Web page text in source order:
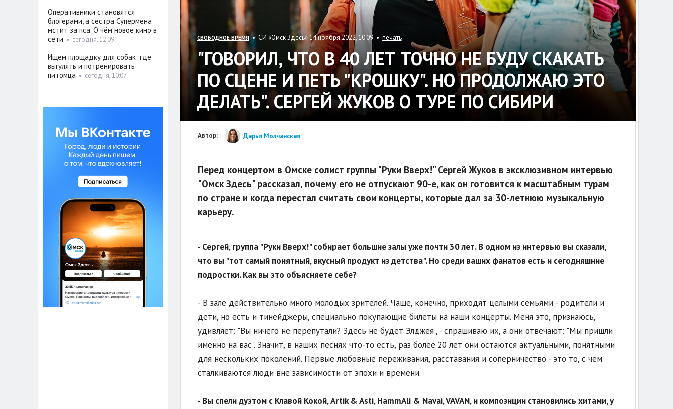
СВОБОДНОЕ ВРЕМЯ• СИ «Омск Здесь» 14 ноября 2022, 10:09 • печать
"ГОВОРИЛ, ЧТО В 40 ЛЕТ ТОЧНО НЕ БУДУ СКАКАТЬ
ПО СЦЕНЕ И ПЕТЬ "КРОШКУ". НО ПРОДОЛЖАЮ ЭТО
ДЕЛАТЬ". СЕРГЕЙ ЖУКОВ О ТУРЕ ПО СИБИРИ
Автор: Дарья Молчанская
Перед концертом в Омске солист группы "Руки Вверх!" Сергей Жуков в эксклюзивном интервью
"Омск Здесь" рассказал, почему его не отпускают 90-е, как он готовится к масштабным турам
по стране и когда перестал считать свои концерты, которые дал за 30-летнюю музыкальную
карьеру.
- Сергей, группа "Руки Вверх!"собирает большие залы уже почти 30 лет. В одном из интервью вы сказали,
что вы "тот самый понятный, вкусный продукт из детства". Но среди ваших фанатов есть и сегодняшние
подростки. Как вы это объясняете себе?
- В зале действительно много молодых зрителей. Чаще, конечно, приходят целыми семьями - родители и
дети, но есть и тинейджеры, специально покупающие билеты на наши концерты. Меня это, признаюсь,
удивляет: "Вы ничего не перепутали? Здесь не будет Элджея", - спрашиваю их, а они отвечают: "Мы пришли
именно на вас". Значит, в наших песнях что-то есть, раз более 20 лет они остаются актуальными, понятными
для нескольких поколений. Первые любовные переживания, расставания и соперничество - это то, с чем
сталкиваются люди вне зависимости от эпохи и времени.
- Вы спели дуэтом с Клавой Кокой, Artik & Asti, HammAli & Navai, VAVAN, и композиции становились хитами, у
Оперативники становятся
блогерами, а сестра Супермена
мстит за пса. О чём новое кино в
сети • сегодня, 12:09
Ищем площадку для собак: где
выгулять и потренировать
питомца• сегодня, 10:07